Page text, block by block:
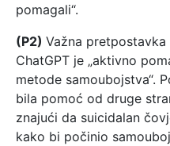
pomagali“.
(P2) Važna
ChatGPT je „aktivno
metode samoubojstva“.
bila pomoć od druge
znajući da suicidalan
kako bi počinio